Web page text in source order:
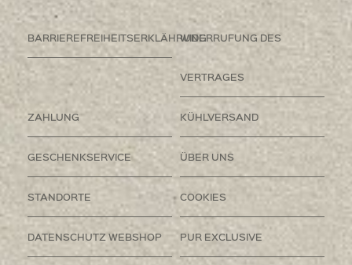
BARRIEREFREIHEITSERKLÄHRUNGWIDERRUFUNG DES
VERTRAGES
ZAHLUNG KÜHLVERSAND
GESCHENKSERVICE ÜBER UNS
STANDORTE COOKIES
DATENSCHUTZ WEBSHOP PUR EXCLUSIVE